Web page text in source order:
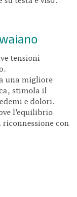
tensioni
una migliore
stimola il
e dolori.
l'equilibrio
con